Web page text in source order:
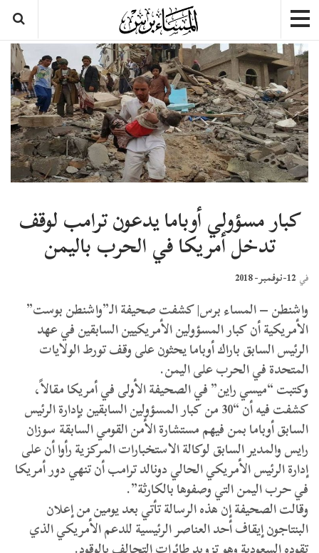
كبار مسؤولي أوباما يدعون ترامب لوقف
تدخل أمريكا في الحرب باليمن
في 12-نوفمبر- 2018
واشنطن – المساء برس| كشفت صحيفة الـ”واشنطن بوست”
الأمريكية أن كبار المسؤولين الأمريكيين السابقين في عهد
الرئيس السابق باراك أوباما يحثون على وقف تورط الولايات
المتحدة في الحرب على اليمن.
وكتبت “ميسي راين” في الصحيفة الأولى في أمريكا مقالاً،
كشفت فيه أن “30 من كبار المسؤولين السابقين بإدارة الرئيس
السابق أوباما بمن فيهم مستشارة الأمن القومي السابقة سوزان
رايس والمدير السابق لوكالة الاستخبارات المركزية رأوا أن على
إدارة الرئيس الأمريكي الحالي دونالد ترامب أن تنهي دور أمريكا
في حرب اليمن التي وصفوها بالكارثة”.
وقالت الصحيفة إن هذه الرسالة تأتي بعد يومين من إعلان
البنتاجون إيقاف أحد العناصر الرئيسية للدعم الأمريكي الذي